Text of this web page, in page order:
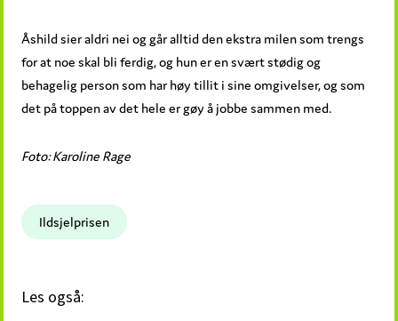
Åshild sier aldri nei og går alltid den ekstra milen som trengs
for at noe skal bli ferdig, og hun er en svært stødig og
behagelig person som har høy tillit i sine omgivelser, og som
det på toppen av det hele er gøy å jobbe sammen med.
Foto: Karoline Rage
Ildsjelprisen
Les også: